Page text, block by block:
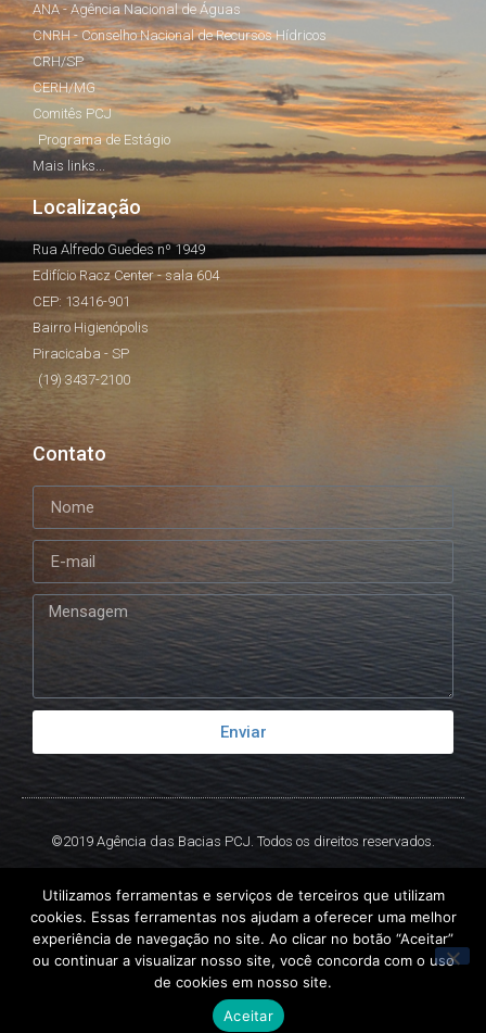
ANA - Agência Nacional de Águas
CNRH - Conselho Nacional de Recursos Hídricos
CRH/SP
CERH/MG
Comitês PCJ
Programa de Estágio
Mais links...
Localização
Rua Alfredo Guedes nº 1949
Edifício Racz Center - sala 604
CEP: 13416-901
Bairro Higienópolis
Piracicaba - SP
(19) 3437-2100
Contato
Enviar
©2019 Agência das Bacias PCJ. Todos os direitos reservados.
Utilizamos ferramentas e serviços de terceiros que utilizam
cookies. Essas ferramentas nos ajudam a oferecer uma melhor
experiência de navegação no site. Ao clicar no botão “Aceitar”
ou continuar a visualizar nosso site, você concorda com o uso
de cookies em nosso site.
Aceitar